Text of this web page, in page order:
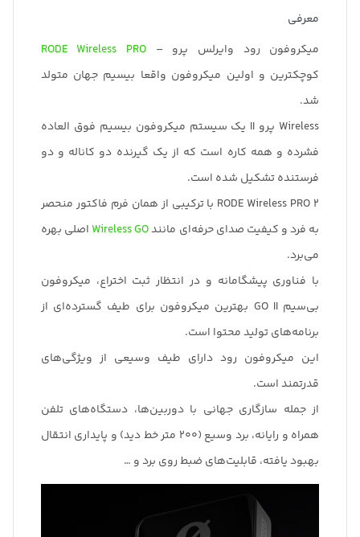
معرفی
میکروفون رود وایرلس پرو – RODE Wireless PRO
کوچکترین و اولین میکروفون واقعا بیسیم جهان متولد
شد.
Wireless پرو II یک سیستم میکروفون بیسیم فوق العاده
فشرده و همه کاره است که از یک گیرنده دو کاناله و دو
فرستنده تشکیل شده است.
RODE Wireless PRO 2 با ترکیبی از همان فرم فاکتور منحصر
به فرد و کیفیت صدای حرفه‌ای مانندWireless GOاصلی بهره
می‌برد.
با فناوری پیشگامانه و در انتظار ثبت اختراع، میکروفون
بی‌سیم GO II بهترین میکروفون برای طیف گسترده‌ای از
برنامه‌های تولید محتوا است.
این میکروفون رود دارای طیف وسیعی از ویژگی‌های
قدرتمند است.
از جمله سازگاری جهانی با دوربین‌ها، دستگاه‌های تلفن
همراه و رایانه، برد وسیع (۲۰۰ متر خط دید) و پایداری انتقال
بهبود یافته، قابلیت‌های ضبط روی برد و …